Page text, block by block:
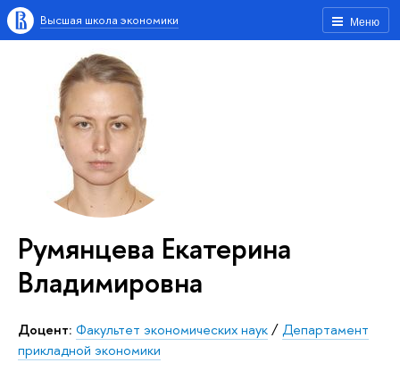
Меню
Высшая школа экономики
Румянцева Екатерина
Владимировна
Доцент: Факультет экономических наук/Департамент
прикладной экономики